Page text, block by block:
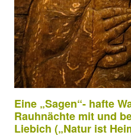
Eine „Sagen“- hafte
Rauhnächte mit und
Liebich („Natur ist